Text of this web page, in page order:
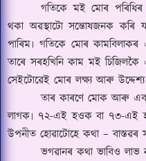
গতিকে মই মোৰ
থকা অৱস্থাটো সন্তোষজনক কৰি
পাৰিম৷ গতিকে মোৰ
তাৰে সৰহখিনি কাম মই চিজিলকৈ
সেইটোৱেই মোৰ লক্ষ্য আৰু
তাৰ কাৰণে মোক আৰু
লাগক৷ ৭২-এই হওক বা ৭৩-এই
উপনীত হোৱাটোহে কথা –
ভগৱানৰ কথা ভাবিও লাভ